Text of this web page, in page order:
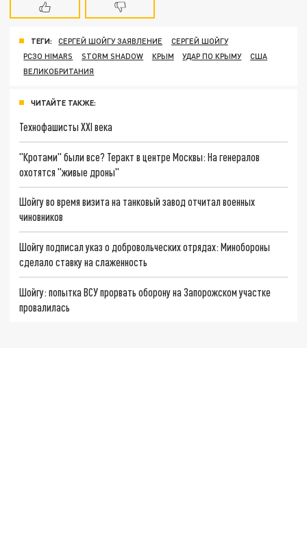
ТЕГИ: СЕРГЕЙ ШОЙГУ ЗАЯВЛЕНИЕ
СЕРГЕЙ ШОЙГУ
РСЗО HIMARS
STORM SHADOW КРЫМ УДАР ПО КРЫМУ
США
ВЕЛИКОБРИТАНИЯ
ЧИТАЙТЕ ТАКЖЕ:
Технофашисты XXI века
"Кротами" были все? Теракт в центре Москвы: На генералов
охотятся "живые дроны"
Шойгу во время визита на танковый завод отчитал военных
чиновников
Шойгу подписал указ о добровольческих отрядах: Минобороны
сделало ставку на слаженность
Шойгу: попытка ВСУ прорвать оборону на Запорожском участке
провалилась